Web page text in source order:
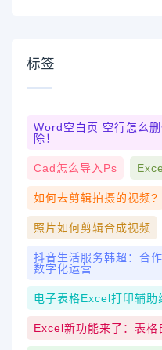
标签
Word空白页 空行怎么
除！
Cad怎么导入ps
如何去剪辑拍摄的视频?
照片如何剪辑合成视频
抖音生活服务韩超：合
数字化运营
电子表格Excel打印辅助
Excel新功能来了：表格